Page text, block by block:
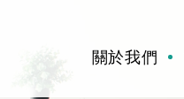
關於我們